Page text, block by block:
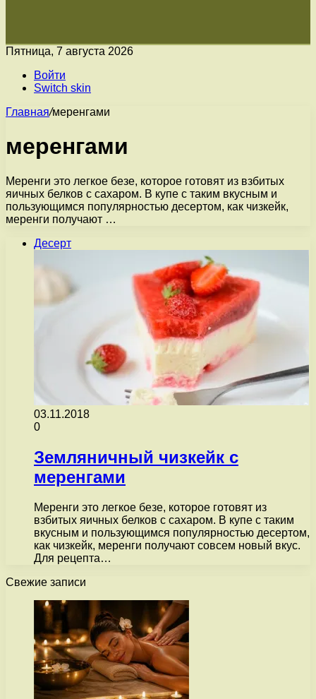
Пятница, 7 августа 2026
Войти
Switch skin
Главная/меренгами
меренгами
Меренги это легкое безе, которое готовят из взбитых
яичных белков с сахаром. В купе с таким вкусным и
пользующимся популярностью десертом, как чизкейк,
меренги получают …
Десерт
03.11.2018
0
Земляничный чизкейк с
меренгами
Меренги это легкое безе, которое готовят из
взбитых яичных белков с сахаром. В купе с таким
вкусным и пользующимся популярностью десертом,
как чизкейк, меренги получают совсем новый вкус.
Для рецепта…
Свежие записи